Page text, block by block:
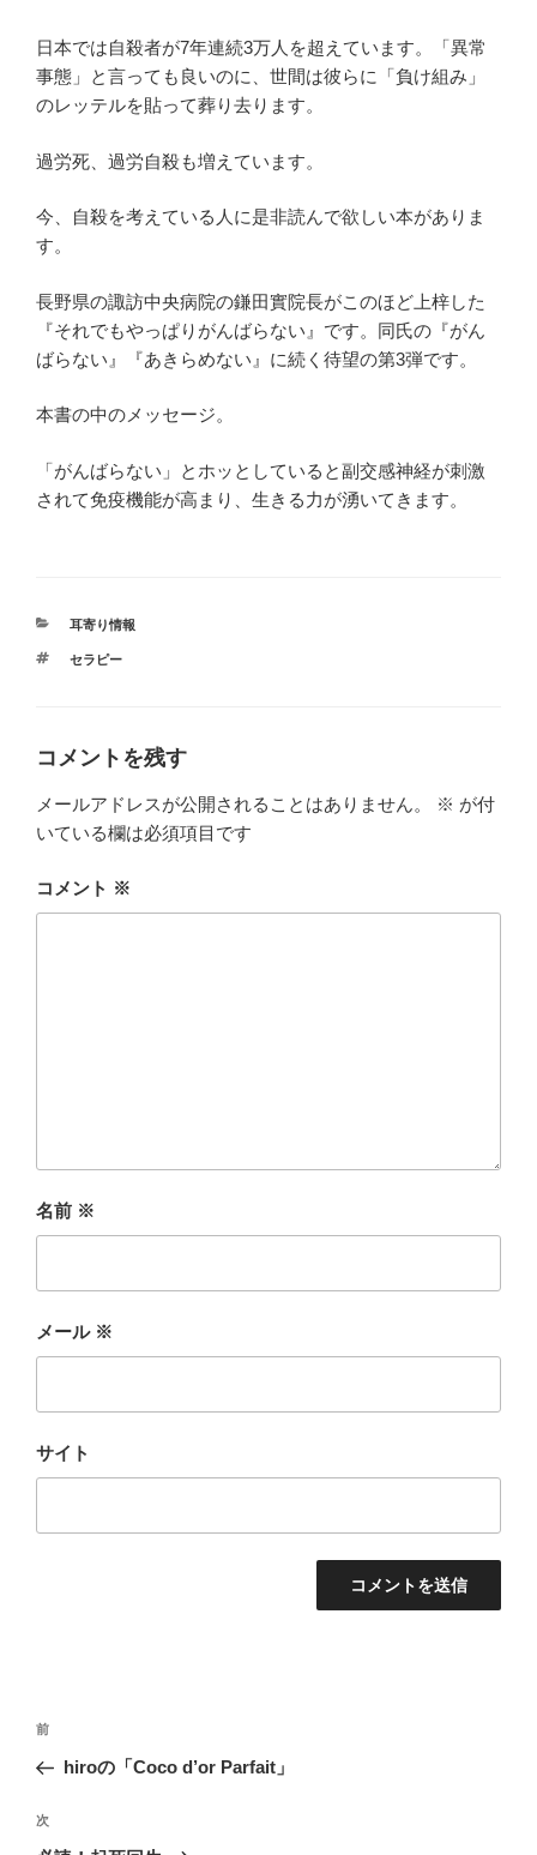
日本では自殺者が7年連続3万人を超えています。「異常
事態」と言っても良いのに、世間は彼らに「負け組み」
のレッテルを貼って葬り去ります。
過労死、過労自殺も増えています。
今、自殺を考えている人に是非読んで欲しい本がありま
す。
長野県の諏訪中央病院の鎌田實院長がこのほど上梓した
『それでもやっぱりがんばらない』です。同氏の『がん
ばらない』『あきらめない』に続く待望の第3弾です。
本書の中のメッセージ。
「がんばらない」とホッとしていると副交感神経が刺激
されて免疫機能が高まり、生きる力が湧いてきます。
カ
ゴ
耳寄り情報
タ
セラピー
コメントを残す
メールアドレスが公開されることはありません。 ※ が付
いている欄は必須項目です
コメント ※
名前 ※
メール ※
サイト
投
ナ
ビ
前
の
稿
前
hiroの「Coco d’or Parfait」
次
の
次